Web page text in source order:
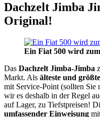
Dachzelt Jimba
Original!
Ein Fiat 500 wird
Das Dachzelt Jimba-Jimba
Markt. Als älteste und
mit Service-Point (sollten Sie
wir es deshalb in der Regel
auf Lager, zu Tiefstpreisen!
umfassender Einweisung